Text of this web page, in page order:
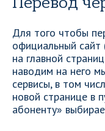
Для того чтобы
официальный сайт
на главной
наводим на него
сервисы, в том
новой странице в
абоненту»